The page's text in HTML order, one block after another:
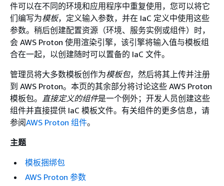
件可以在不同的环境和应用程序中重复使用，您可以将它
们编写为模板，定义输入参数，并在 IaC 定义中使用这些
参数。稍后创建配置资源（环境、服务实例或组件）时，
会 AWS Proton 使用渲染引擎，该引擎将输入值与模板组
合在一起，以创建随时可以置备的 IaC 文件。
管理员将大多数模板创作为模板包，然后将其上传并注册
到 AWS Proton。本页的其余部分将讨论这些 AWS Proton
模板包。 直接定义的组件是一个例外；开发人员创建这些
组件并直接提供 IaC 模板文件。有关组件的更多信息，请
参阅AWS Proton 组件。
主题
模板捆绑包
AWS Proton 参数